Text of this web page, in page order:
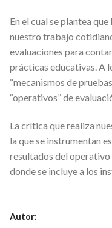
En el cual se plantea
nuestro trabajo
evaluaciones para
prácticas educativas. A
“mecanismos de
“operativos” de
La crítica que realiza
la que se instrumentan
resultados del operativo
donde se incluye a los
Autor: